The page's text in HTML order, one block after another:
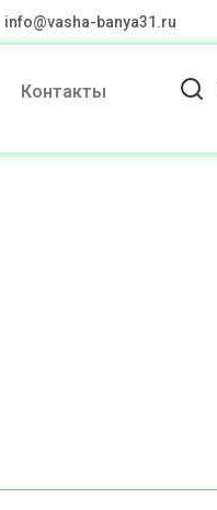
info@vasha-banya31.ru
Контакты